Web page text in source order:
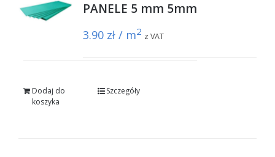
PANELE 5 mm 5mm
3.90 zł / m2 z VAT
Dodaj do
koszyka
Szczegóły